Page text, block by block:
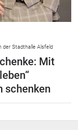
der Stadthalle Alsfeld
Mit
schenken